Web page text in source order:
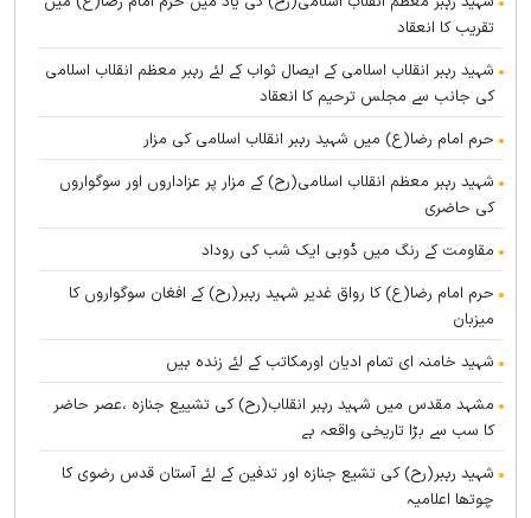
تقریب کا انعقاد
شہید رہبر انقلاب اسلامی کے ایصال ثواب کے لئے رہبر معظم انقلاب اسلامی
کی جانب سے مجلس ترحیم کا انعقاد
حرم امام رضا(ع) میں شہید رہبر انقلاب اسلامی کی مزار
شہید رہبر معظم انقلاب اسلامی(رح) کے مزار پر عزاداروں اور سوگواروں
کی حاضری
مقاومت کے رنگ میں ڈوبی ایک شب کی روداد
حرم امام رضا(ع) کا رواق غدیر شہید رہبر(رح) کے افغان سوگواروں کا
میزبان
شہید خامنہ ای تمام ادیان اورمکاتب کے لئے زندہ ہيں
مشہد مقدس میں شہید رہبر انقلاب(رح) کی تشییع جنازہ ،عصر حاضر
کا سب سے بڑا تاریخی واقعہ ہے
شہید رہبر(رح) کی تشیع جنازہ اور تدفین کے لئے آستان قدس رضوی کا
چوتھا اعلامیہ